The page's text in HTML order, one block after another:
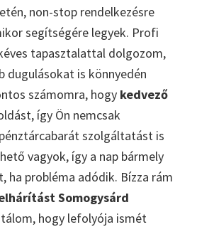
non-stop rendelkezésre
segítségére legyek. Profi
tapasztalattal dolgozom,
dugulásokat is könnyedén
számomra, hogy kedvező
így Ön nemcsak
szolgáltatást is
vagyok, így a nap bármely
ha probléma adódik. Bízza rám
Somogysárd
hogy lefolyója ismét